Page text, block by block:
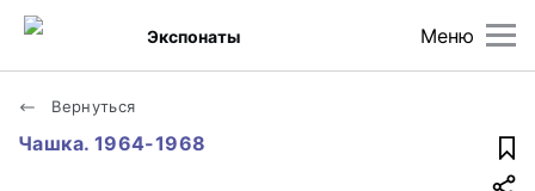
Меню
Экспонаты
Вернуться
Чашка. 1964-1968